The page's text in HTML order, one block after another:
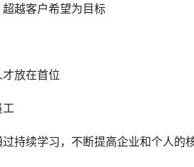
越客户希望为目标
放在首位
工
持续学习，不断提高企业和个人的